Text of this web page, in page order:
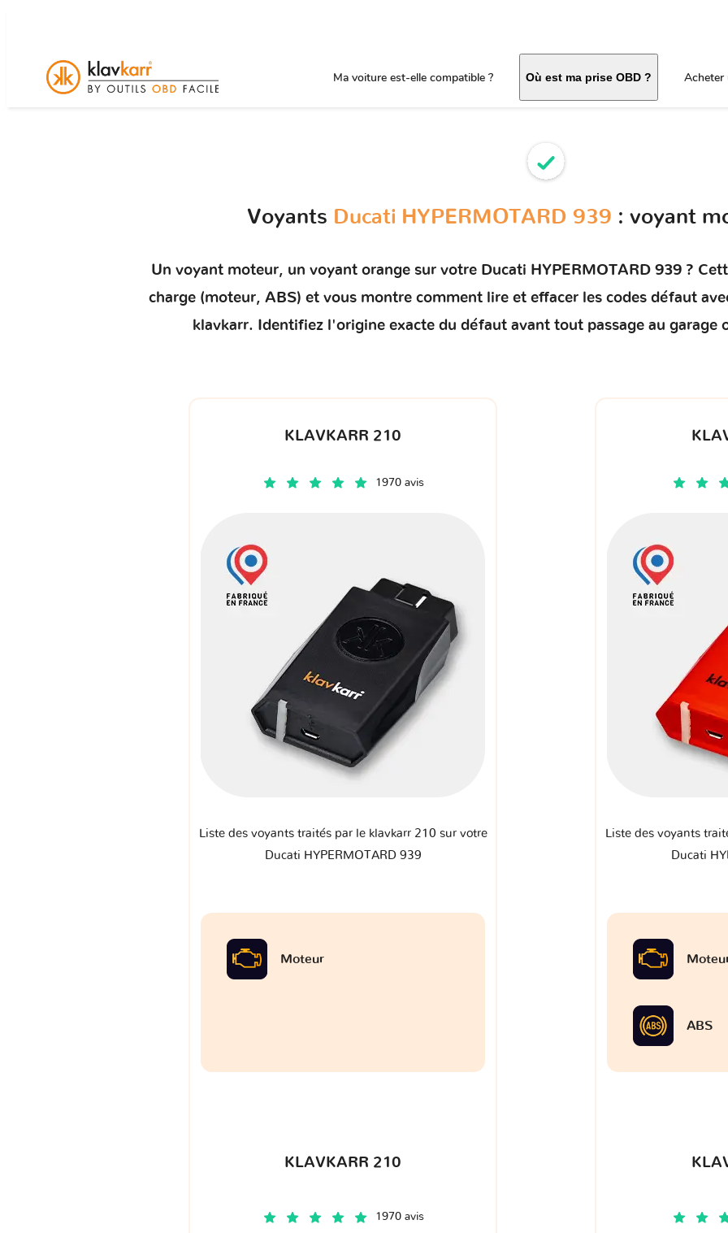
Ma voiture est-elle compatible ? Où est ma prise OBD ? Acheter
Voyants Ducati HYPERMOTARD 939 : voyant
Un voyant moteur, un voyant orange sur votre Ducati HYPERMOTARD 939 ?
charge (moteur, ABS) et vous montre comment lire et effacer les codes défaut
klavkarr. Identifiez l'origine exacte du défaut avant tout passage au garage
KLAVKARR 210
1970 avis
Liste des voyants traités par le klavkarr 210 sur votre
Ducati HYPERMOTARD 939
Moteur
KLAVKARR 210
1970 avis
Liste des voyants
Ducati
ABS